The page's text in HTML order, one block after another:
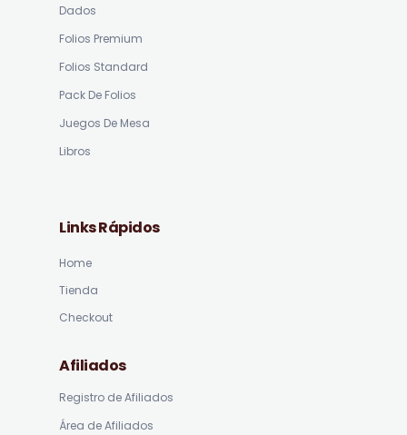
Dados
Folios Premium
Folios Standard
Pack De Folios
Juegos De Mesa
Libros
Links Rápidos
Home
Tienda
Checkout
Afiliados
Registro de Afiliados
Área de Afiliados